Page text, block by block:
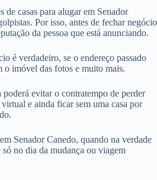
casas para alugar em Senador
Por isso, antes de fechar negócio
da pessoa que está anunciando.
é verdadeiro, se o endereço passado
o imóvel das fotos e muito mais.
poderá evitar o contratempo de perder
e ainda ficar sem uma casa por
Senador Canedo, quando na verdade
no dia da mudança ou viagem